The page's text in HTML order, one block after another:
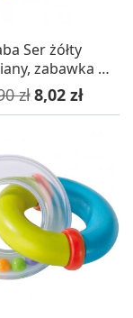
Ser żółty
zabawka w
i gotowanie
podstawowa
zł Cena
8,02 zł